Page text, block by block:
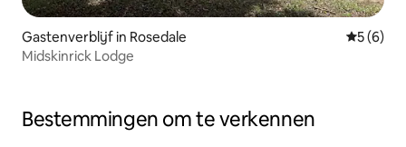
Gastenverblijf in Rosedale
5 (6)
Midskinrick Lodge
Bestemmingen om te verkennen